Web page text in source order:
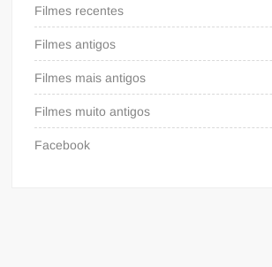
Filmes recentes
Filmes antigos
Filmes mais antigos
Filmes muito antigos
Facebook